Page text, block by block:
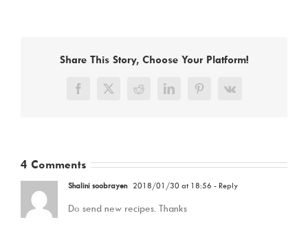
Share This Story, Choose Your Platform!
Facebook
X RedditLinkedInPinterest
Vk
4 Comments
Shalini soobrayen 2018/01/30 at 18:56 - Reply
Do send new recipes. Thanks